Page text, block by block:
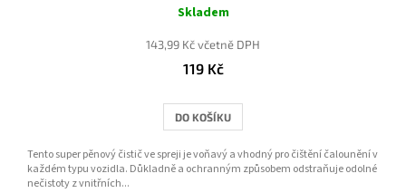
Skladem
143,99 Kč včetně DPH
119 Kč
DO KOŠÍKU
Tento super pěnový čistič ve spreji je voňavý a vhodný pro čištění čalounění v
každém typu vozidla. Důkladně a ochranným způsobem odstraňuje odolné
nečistoty z vnitřních...